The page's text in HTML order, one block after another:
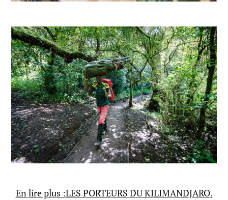
En lire plus :LES PORTEURS DU KILIMANDJARO.